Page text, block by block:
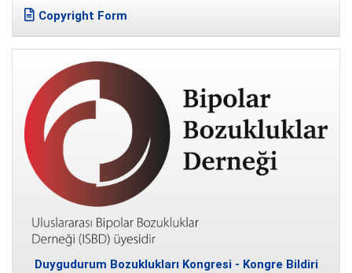
Copyright Form
Duygudurum Bozuklukları Kongresi - Kongre Bildiri